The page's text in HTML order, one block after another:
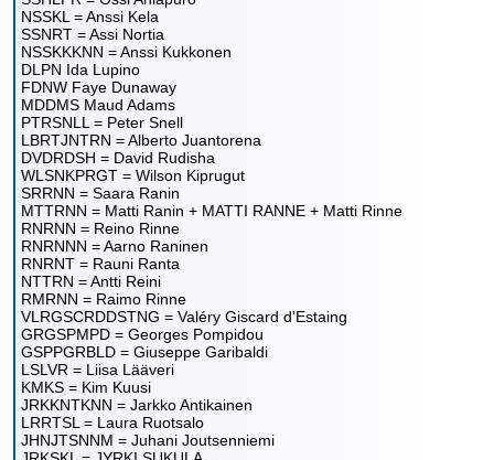
NSSKL = Anssi Kela
SSNRT = Assi Nortia
NSSKKKNN = Anssi Kukkonen
DLPN Ida Lupino
FDNW Faye Dunaway
MDDMS Maud Adams
PTRSNLL = Peter Snell
LBRTJNTRN = Alberto Juantorena
DVDRDSH = David Rudisha
WLSNKPRGT = Wilson Kiprugut
SRRNN = Saara Ranin
MTTRNN = Matti Ranin + MATTI RANNE + Matti Rinne
RNRNN = Reino Rinne
RNRNNN = Aarno Raninen
RNRNT = Rauni Ranta
NTTRN = Antti Reini
RMRNN = Raimo Rinne
VLRGSCRDDSTNG = Valéry Giscard d'Estaing
GRGSPMPD = Georges Pompidou
GSPPGRBLD = Giuseppe Garibaldi
LSLVR = Liisa Lääveri
KMKS = Kim Kuusi
JRKKNTKNN = Jarkko Antikainen
LRRTSL = Laura Ruotsalo
JHNJTSNNM = Juhani Joutsenniemi